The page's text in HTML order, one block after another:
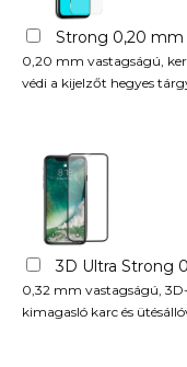
Strong 0,20
0,20 mm vastagságú,
védi a kijelzőt hegyes
3D Ultra Strong
0,32 mm vastagságú,
kimagasló karc és